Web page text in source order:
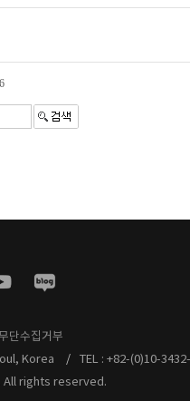
6
단수집거부
Korea
TEL : +82-(0)10-
All rights reserved.